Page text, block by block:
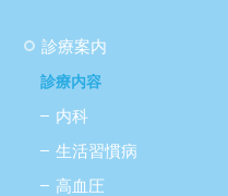
診療案内
診療内容
内科
生活習慣病
高血圧